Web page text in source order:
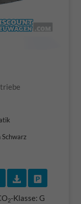
Schwarz
vereinbaren
Wir rufen Sie an
2-Klasse: G